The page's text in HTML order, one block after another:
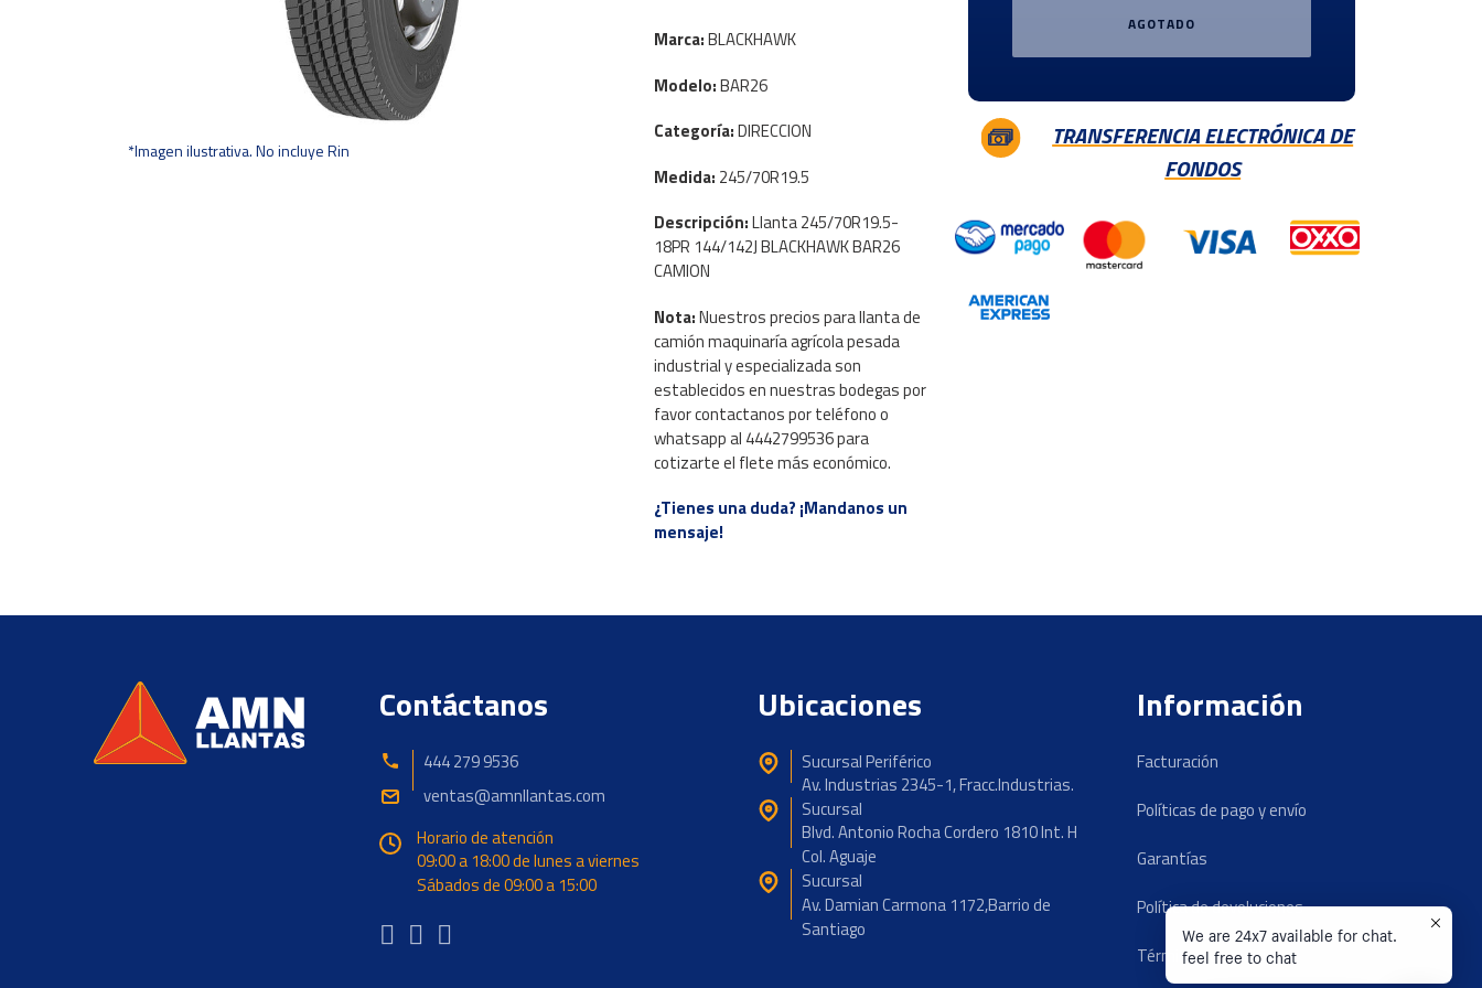
*Imagen ilustrativa. No incluye Rin
Marca:BLACKHAWK
Modelo:BAR26
Categoría:DIRECCION
Medida: 245/70R19.5
Descripción:Llanta 245/70R19.5-
18PR 144/142J BLACKHAWK BAR26
CAMION
Nota:Nuestros precios para llanta de
camión maquinaría agrícola pesada
industrial y especializada son
establecidos en nuestras bodegas por
favor contactanos por teléfono o
whatsapp al 4442799536 para
cotizarte el flete más económico.
¿Tienes una duda? ¡Mandanos un
mensaje!
AGOTADO
TRANSFERENCIA ELECTRÓNICA DE
FONDOS
Contáctanos
444 279 9536
ventas@amnllantas.com
Horario de atención
09:00 a 18:00 de lunes a viernes
Sábados de 09:00 a 15:00
Ubicaciones
Sucursal Periférico
Av. Industrias 2345-1, Fracc.Industrias.
Sucursal
Blvd. Antonio Rocha Cordero 1810 Int. H
Col. Aguaje
Sucursal
Av. Damian Carmona 1172,Barrio de
Santiago
Información
Facturación
Políticas de pago y envío
Garantías
Política de devoluciones
Términos y condiciones
We are 24x7 available for chat.
feel free to chat